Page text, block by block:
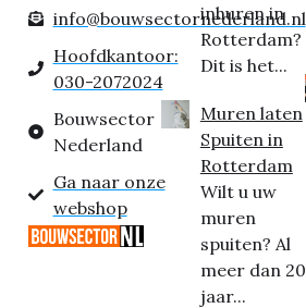
info@bouwsectornederland.nl
Hoofdkantoor:
030-2072024
Bouwsector
Nederland
Ga naar onze
webshop
inhuren in
Rotterdam?
Dit is het...
Muren laten
Spuiten in
Rotterdam
Wilt u uw
muren
spuiten? Al
meer dan 20
jaar...